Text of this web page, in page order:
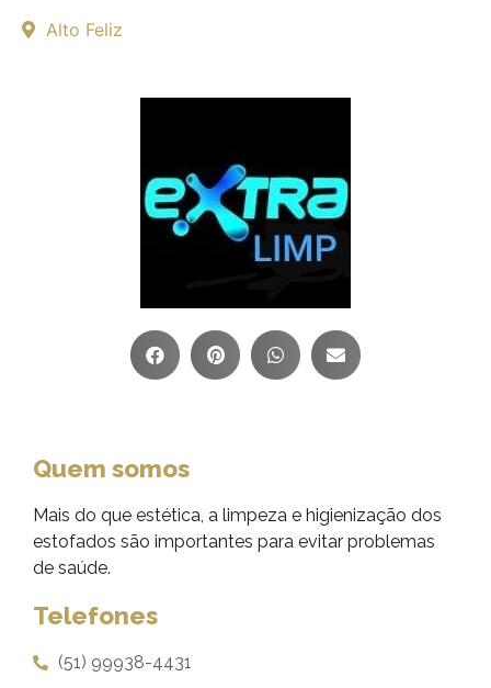
Alto Feliz
Quem somos
Mais do que estética, a limpeza e higienização dos
estofados são importantes para evitar problemas
de saúde.
Telefones
(51) 99938-4431